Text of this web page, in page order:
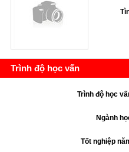
Trình độ học vấn
Trình độ học
Ngành
Tốt nghiệp